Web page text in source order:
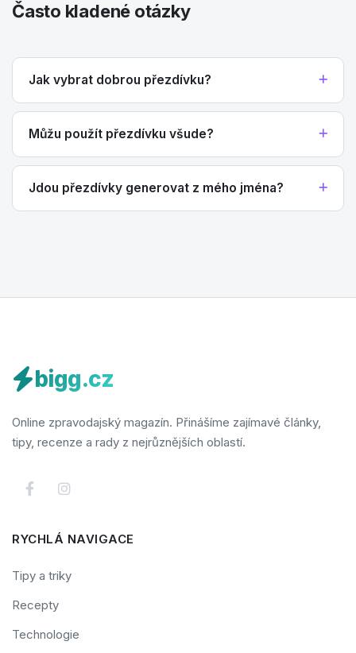
Často kladené otázky
Jak vybrat dobrou přezdívku?
Můžu použít přezdívku všude?
Jdou přezdívky generovat z mého jména?
bigg.cz
Online zpravodajský magazín. Přinášíme zajímavé články,
tipy, recenze a rady z nejrůznějších oblastí.
RYCHLÁ NAVIGACE
Tipy a triky
Recepty
Technologie